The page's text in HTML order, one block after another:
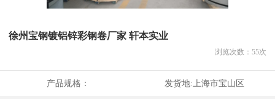
徐州宝钢镀铝锌彩钢卷厂家 轩本实业
浏览次数： 55次
产品规格： 发货地:上海市宝山区